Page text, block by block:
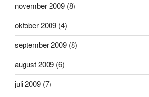
november 2009 (8)
oktober 2009 (4)
september 2009 (8)
august 2009 (6)
juli 2009 (7)